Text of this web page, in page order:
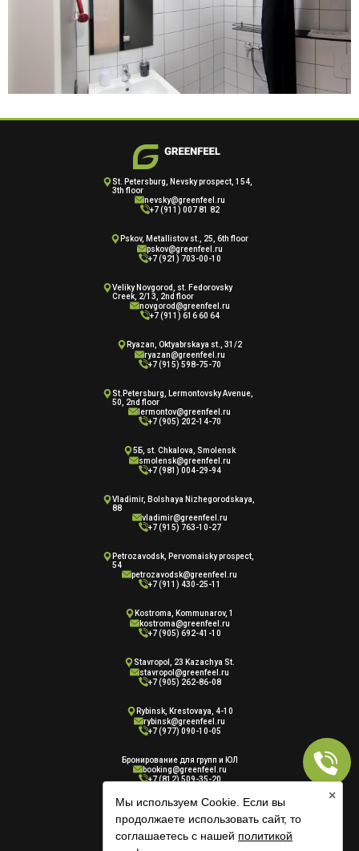
St. Petersburg, Nevsky prospect, 154,
3th floor
nevsky@greenfeel.ru
+7 (911) 007 81 82
Pskov, Metallistov st., 25, 6th floor
pskov@greenfeel.ru
+7 (921) 703-00-10
Veliky Novgorod, st. Fedorovsky
Creek, 2/13, 2nd floor
novgorod@greenfeel.ru
+7 (911) 616 60 64
Ryazan, Oktyabrskaya st., 31/2
ryazan@greenfeel.ru
+7 (915) 598-75-70
St.Petersburg, Lermontovsky Avenue,
50, 2nd floor
lermontov@greenfeel.ru
+7 (905) 202-14-70
5Б, st. Chkalova, Smolensk
smolensk@greenfeel.ru
+7 (981) 004-29-94
Vladimir, Bolshaya Nizhegorodskaya,
88
vladimir@greenfeel.ru
+7 (915) 763-10-27
Petrozavodsk, Pervomaisky prospect,
54
petrozavodsk@greenfeel.ru
+7 (911) 430-25-11
Kostroma, Kommunarov, 1
kostroma@greenfeel.ru
+7 (905) 692-41-10
Stavropol, 23 Kazachya St.
stavropol@greenfeel.ru
+7 (905) 262-86-08
Rybinsk, Krestovaya, 4-10
rybinsk@greenfeel.ru
+7 (977) 090-10-05
Бронирование для групп и ЮЛ
booking@greenfeel.ru
+7 (812) 509-35-20
×
Мы используем Cookie. Если вы
продолжаете использовать сайт, то
соглашаетесь с нашей политикой